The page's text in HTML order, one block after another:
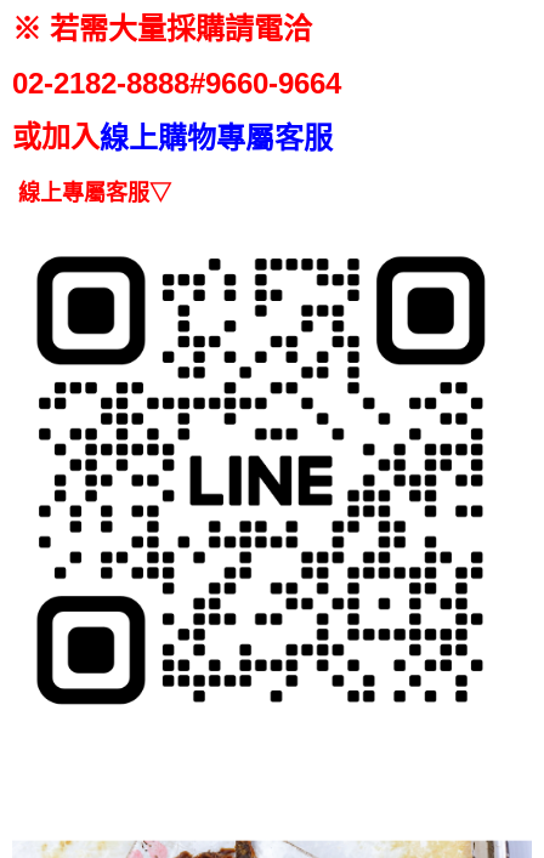
法說明評估內容。
【繳款方式說明】
醒簡訊。
帳／街口支付／iPASS MONEY」等通路繳費。
1.本服務係由「台灣大哥大股份有限公司」（以下簡稱本公司）所提供，讓
2.基於同意付款使用「大哥付你分期」之契約關係目的，商店將以您的個人
資料（包含姓名、電話或地址）提供予台灣大哥大進項蒐集、處理及利用，
由本公司與您本人進行分期帳單所需資料之確認、核對及更正。
3.完整用戶服務條款，請詳閱以下連結：
https://oppay.tw/userRule
３．安心：先確認商品／服務後，再付款。
【「AFTEE先享後付」結帳流程】
１．於結帳方式選擇「AFTEE先享後付」後，將跳轉至「AFTEE先享後付」
２．訂單成立數日內，您將收到繳費通知簡訊。
ATM／網路銀行／等多元方式進行付款，方視為交易完成。
※ 請注意：結帳手續完成當下不需立刻繳費，但若您需要取消訂單，請聯絡
※ 交易是否成功請以「AFTEE先享後付 」之結帳頁面顯示為準，若有關於
是否繳費成功／繳費後需取消欲退款等相關疑問，請聯繫「AFTEE先享後付
https://netprotections.freshdesk.com/support/home
【注意事項】
１．透過由恩沛科技股份有限公司提供之「AFTEE先享後付」服務完成之交
易，需依本服務之必要範圍內提供個人資料，並將交易相關給付款項請求債
權轉讓予恩沛科技股份有限公司。
２．關於個人資料處理事宜，請瀏覽以下網址：
https://aftee.tw/terms/#terms3
３．未成年的使用者請事先徵得法定代理人或監護人之同意方可使用
「AFTEE先享後付」，若未經同意申辦者引起之損失，本公司不負相關責
４．使用「AFTEE先享後付」時，將依據個別帳號之用戶狀況，依本公司即
時審查核予不同之上限額度；若仍有額度不足之情形，本公司將視審查結果
請求用戶進行身份認證。
５．嚴禁一人註冊多個帳號或使用他人資訊註冊。若發現惡意使用之情形，
恩沛科技股份有限公司將有權停止該用戶之使用額度並採取法律行動。
白鵝山腳-常溫宅配
※ 若需大量採購請電洽
02-2182-8888#9660-9664
或加入線上購物專屬客服
線上專屬客服▽